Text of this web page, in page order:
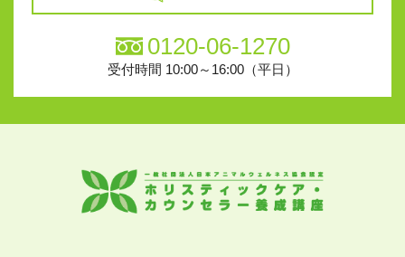
0120-06-1270
受付時間 10:00～16:00（平日）